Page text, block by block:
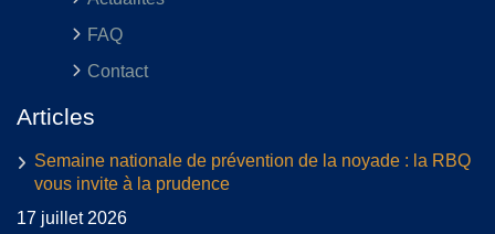
FAQ
Contact
Articles
Semaine nationale de prévention de la noyade : la RBQ
vous invite à la prudence
17 juillet 2026